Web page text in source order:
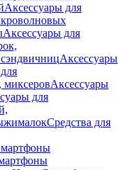
Аксессуары для
Аксессуары для
Аксессуары
миксеровАксессуары
для
Средства для